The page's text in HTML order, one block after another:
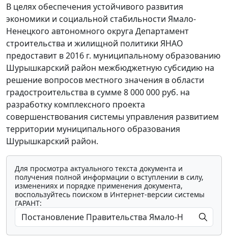
В целях обеспечения устойчивого развития
экономики и социальной стабильности Ямало-
Ненецкого автономного округа Департамент
строительства и жилищной политики ЯНАО
предоставит в 2016 г. муниципальному образованию
Шурышкарский район межбюджетную субсидию на
решение вопросов местного значения в области
градостроительства в сумме 8 000 000 руб. на
разработку комплексного проекта
совершенствования системы управления развитием
территории муниципального образования
Шурышкарский район.
Для просмотра актуального текста документа и
получения полной информации о вступлении в силу,
изменениях и порядке применения документа,
воспользуйтесь поиском в Интернет-версии системы
ГАРАНТ: